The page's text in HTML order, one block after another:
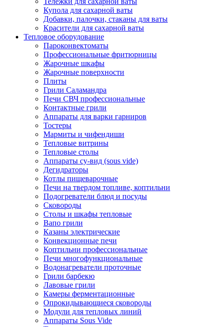
Купола для сахарной ваты
Добавки, палочки, стаканы для ваты
Красители для сахарной ваты
Тепловое оборудование
Пароконвектоматы
Профессиональные фритюрницы
Жарочные шкафы
Жарочные поверхности
Плиты
Грили Саламандра
Печи СВЧ профессиональные
Контактные грили
Аппараты для варки гарниров
Тостеры
Мармиты и чифендиши
Тепловые витрины
Тепловые столы
Аппараты су-вид (sous vide)
Дегидраторы
Котлы пищеварочные
Печи на твердом топливе, коптильни
Подогреватели блюд и посуды
Сковороды
Столы и шкафы тепловые
Вапо грили
Казаны электрические
Конвекционные печи
Коптильни профессиональные
Печи многофункциональные
Водонагреватели проточные
Грили барбекю
Лавовые грили
Камеры ферментационные
Опрокидывающиеся сковороды
Модули для тепловых линий
Аппараты Sous Vide